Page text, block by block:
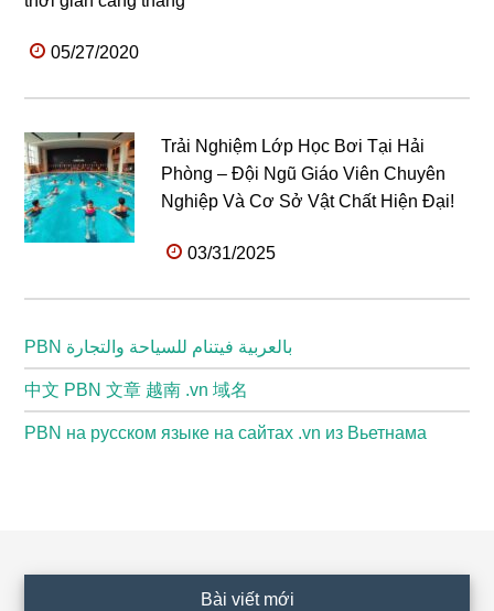
05/27/2020
Trải Nghiệm Lớp Học Bơi Tại Hải
Phòng – Đội Ngũ Giáo Viên Chuyên
Nghiệp Và Cơ Sở Vật Chất Hiện Đại!
03/31/2025
PBN بالعربية فيتنام للسياحة والتجارة
中文 PBN 文章 越南 .vn 域名
PBN на русском языке на сайтах .vn из Вьетнама
Bài viết mới